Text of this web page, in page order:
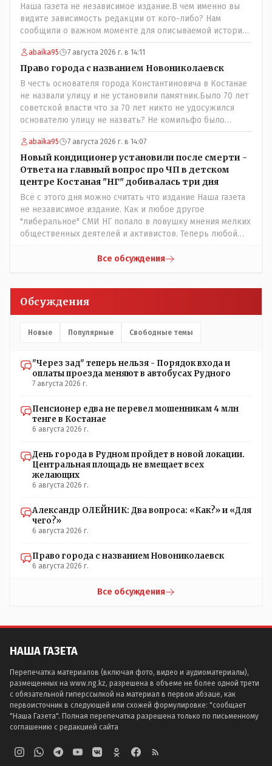
Наша газета не независимое издание.В чем именно вы
видите зависимость редакции от кого-либо? Нам
сообщили о важном моменте для описываемой истории.
И редакция отреагировала бы дополнительным
исследованием на такие вопрос от любого читателя.
Писать "как надо" редакция не будет. Но мы будем
публиковать полную и объективную информацию. А
потом продолжать тему. если выяснятся новые
обстоятельства.
abaika95 7 августа 2026 г. в 14:11
Право города с названием Новониколаевск
В честь основателя города Константиновича в Костанае
не назвали улицу и не установили памятник.Было 70 лет
советской власти что за 70 лет никто не удосужился
основателю улицу не назвать? Не комильфо было
генерал-губернаторам улицы дарить? При СССР что то
знали о нем такое нехорошее? Ну и сейчас значит не
надо. Обойдёмся как-нибудь vofkakst: Где ономасты,
которые топят за возвращение исторических
названийТак вернули же историческое Кустанай
коренное название городишка
abaika95 7 августа 2026 г. в 14:07
Новый кондиционер установили после смерти -
Ответа на главный вопрос про ЧП в детском
центре Костаная "НГ" добивалась три дня
Всё с этого дня можно считать что издание Наша газета
не независимое издание. Как и любое другое
"либеральное" СМИ НГ попало в ловушку мнения мелких
общественных деятелей и активистов. Теперь любой
условия газете информационно бомбордируя ее пока та
ниче не значат. Прискорбно и иронично
Все обсуждения
Обсуждения
Новые Популярные Свободные темы
"Через зад" теперь нельзя - Порядок входа и
оплаты проезда меняют в автобусах Рудного
7 августа 2026 г.
Пенсионер едва не перевел мошенникам 4 млн
тенге в Костанае
6 августа 2026 г.
День города в Рудном пройдет в новой локации.
Центральная площадь не вмещает всех
желающих
6 августа 2026 г.
Александр ОЛЕЙНИК: Два вопроса: «Как?» и «Для
чего?»
6 августа 2026 г.
Право города с названием Новониколаевск
6 августа 2026 г.
Все обсуждения
НАША ГАЗЕТА
Перепечатка материалов (включая фото, видео и аудиоматериалы),
размещенных на www.ng.kz, разрешена в объеме не более одной трети
с обязательной гиперссылкой на материал в первом абзаце, как
первоисточник в следующей или схожей формулировке: "сообщает
"Наша Газета". Полная перепечатка разрешена только по письменному
соглашению с редакцией сайта